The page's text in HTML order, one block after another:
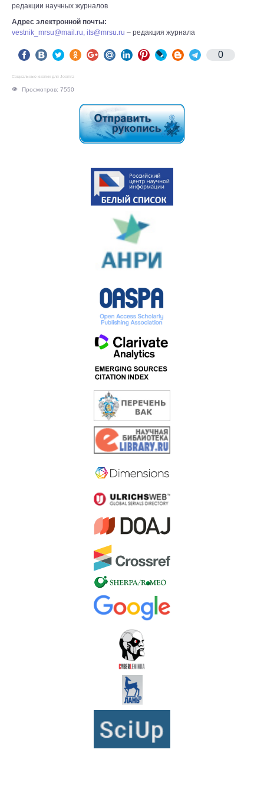
редакции научных журналов
Адрес электронной почты:
vestnik_mrsu@mail.ru, its@mrsu.ru – редакция журнала
0
Социальные кнопки для Joomla
Просмотров: 7550